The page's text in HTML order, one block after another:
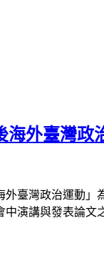
外臺灣政
灣政治運動」
演講與發表論